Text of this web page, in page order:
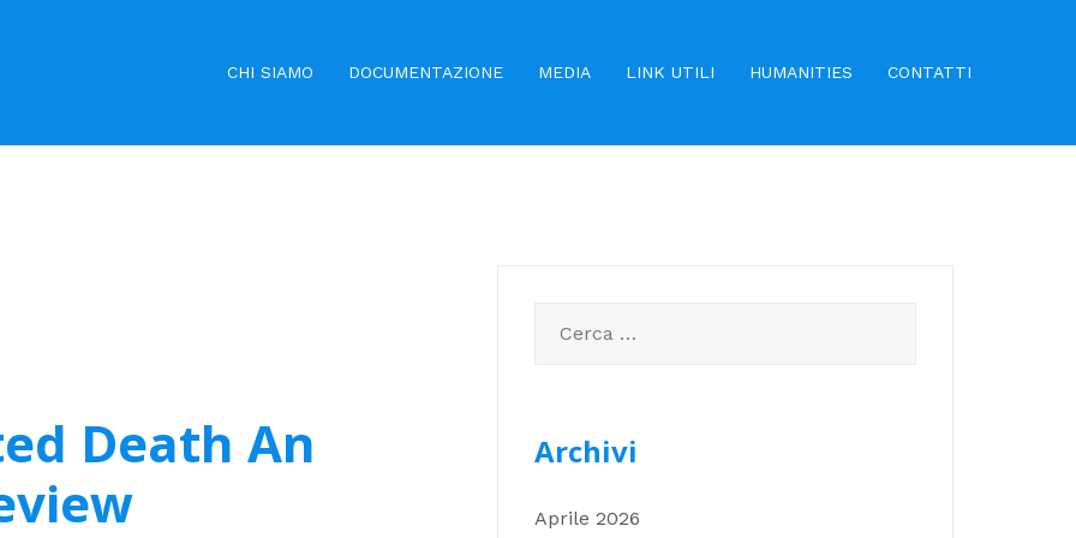
CHI SIAMO DOCUMENTAZIONE MEDIA LINK UTILI HUMANITIES CONTATTI
Death An
per:
Archivi
Aprile 2026